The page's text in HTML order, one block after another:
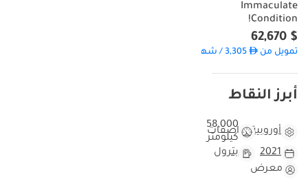
Immaculate
Condition!
$ 62,670
تمويل من 3,305 / شهر
أبرز النقاط
أوروبيةمواصفات
58,000
كيلومتر
2021
بترول
معرض